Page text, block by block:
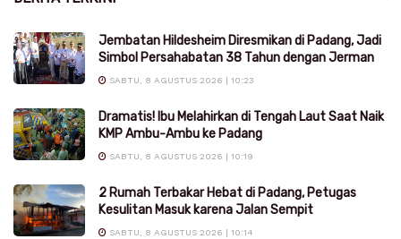
Jembatan Hildesheim Diresmikan di Padang, Jadi
Simbol Persahabatan 38 Tahun dengan Jerman
SABTU, 8 AGUSTUS 2026 | 10:23
Dramatis! Ibu Melahirkan di Tengah Laut Saat Naik
KMP Ambu-Ambu ke Padang
SABTU, 8 AGUSTUS 2026 | 10:19
2 Rumah Terbakar Hebat di Padang, Petugas
Kesulitan Masuk karena Jalan Sempit
SABTU, 8 AGUSTUS 2026 | 10:14